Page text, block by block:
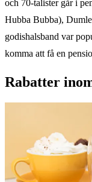
och 70-talister går i
Hubba Bubba),
godishalsband var
komma att få en
Rabatter